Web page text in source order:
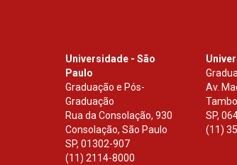
Universidade - São
Paulo
Graduação e Pós-
Graduação
Rua da Consolação, 930
Consolação, São Paulo
SP, 01302-907
(11) 2114-8000
Av.
SP,
(11)